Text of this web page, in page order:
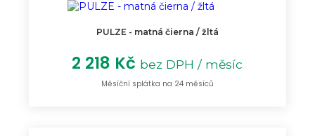
PULZE - matná čierna / žltá
2 218 Kč bez DPH / měsíc
Měsíční splátka na 24 měsíců